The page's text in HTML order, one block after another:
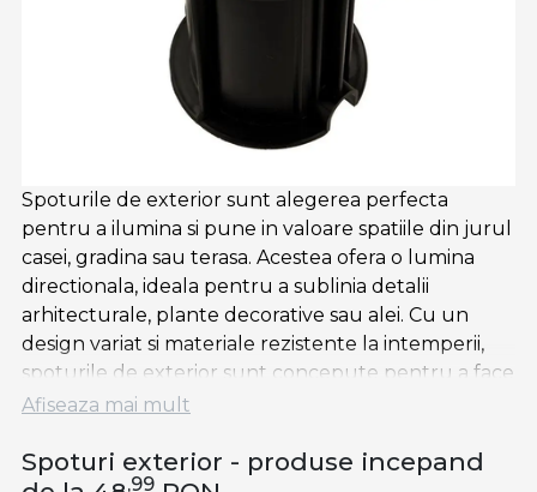
Spoturile de exterior sunt alegerea perfecta
pentru a ilumina si pune in valoare spatiile din jurul
casei, gradina sau terasa. Acestea ofera o lumina
directionala, ideala pentru a sublinia detalii
arhitecturale, plante decorative sau alei. Cu un
design variat si materiale rezistente la intemperii,
spoturile de exterior sunt concepute pentru a face
fata conditiilor meteo dificile, asigurand o durata
Pot fi incorporate discret in sol sau montate pe
Afiseaza mai mult
Spoturi exterior - produse incepand
,99